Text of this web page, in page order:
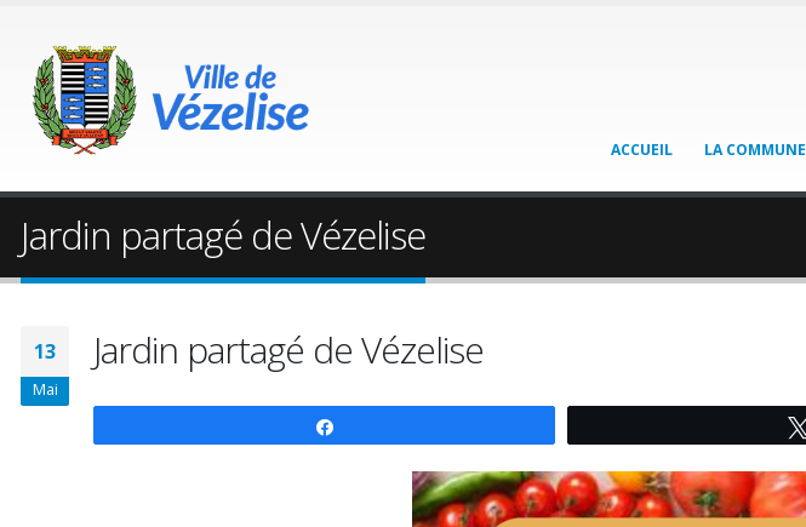
ACCUEIL LA COMMUNE
Jardin partagé de Vézelise
13
Mai
Jardin partagé de Vézelise